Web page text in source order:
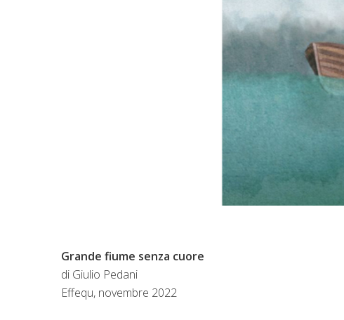
Grande fiume senza cuore
di Giulio Pedani
Effequ, novembre 2022